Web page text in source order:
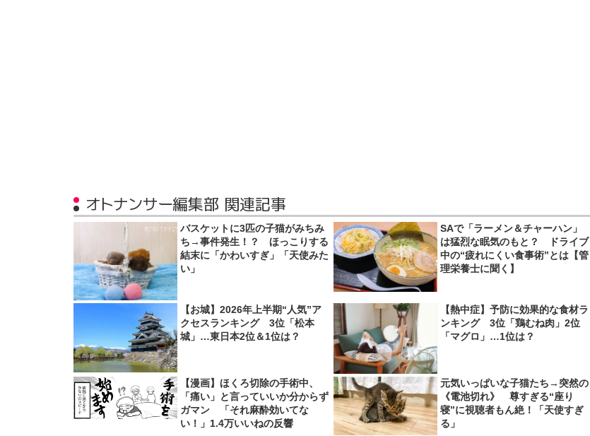
オトナンサー編集部 関連記事
バスケットに3匹の子猫がみちみ
ち→事件発生！？ ほっこりする
結末に「かわいすぎ」「天使みた
い」
SAで「ラーメン＆チャーハン」
は猛烈な眠気のもと？ ドライブ
中の“疲れにくい食事術”とは【管
理栄養士に聞く】
【お城】2026年上半期“人気”ア
クセスランキング 3位「松本
城」…東日本2位＆1位は？
【熱中症】予防に効果的な食材ラ
ンキング 3位「鶏むね肉」2位
「マグロ」…1位は？
【漫画】ほくろ切除の手術中、
「痛い」と言っていいか分からず
ガマン 「それ麻酔効いてな
い！」1.4万いいねの反響
元気いっぱいな子猫たち→突然の
《電池切れ》 尊すぎる“座り
寝”に視聴者もん絶！「天使すぎ
る」